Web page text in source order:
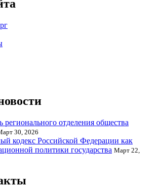
регионального отделения общества
30, 2026
кодекс Российской Федерации как
политики государства Март 22,